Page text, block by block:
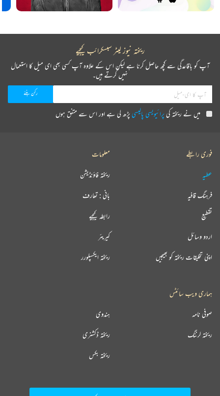
ریختہ نیوز لیٹر سبسکرائب کیجیے
آپ کو باقاعدگی سے کچھ حاصل کرنا ہے لیکن اس کے علاوہ آپ کسی بھی ای میل کا استعمال
نہیں کرتے ہیں۔
میں نے ریختہ کیپرائیویسی پالیسیپڑھ لی ہے اور اس سے متفق ہوں
فوری رابطے
عطیہ
فرہنگ قافیہ
تقطیع
اردو وسائل
اپنی تخلیقات ریختہ کو بھیجیں
معلومات
ریختہ فاؤنڈیشن
بانی : تعارف
رابطہ کیجیے
کیریئر
ریختہ ایکسپلورر
ہماری ویب سائٹس
ہندوی صوفی نامہ
ریختہ ڈکشنری ریختہ لرننگ
ریختہ بکس